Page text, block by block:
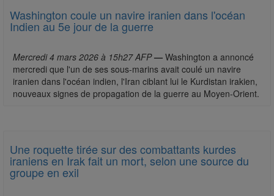
Washington coule un navire iranien dans l'océan
Indien au 5e jour de la guerre
Mercredi 4 mars 2026 à 15h27 AFP — Washington a annoncé
mercredi que l'un de ses sous-marins avait coulé un navire
iranien dans l'océan indien, l'Iran ciblant lui le Kurdistan irakien,
nouveaux signes de propagation de la guerre au Moyen-Orient.
Une roquette tirée sur des combattants kurdes
iraniens en Irak fait un mort, selon une source du
groupe en exil